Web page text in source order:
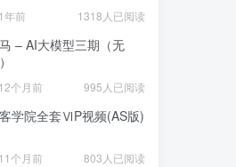
1年前 1318人已阅读
– AI大模型三期（无
12个月前 995人已阅读
学院全套ⅥP视频(AS版)
11个月前 803人已阅读